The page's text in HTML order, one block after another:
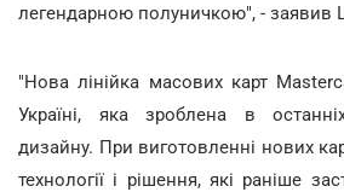
легендарною полуничкою", - заявив
"Нова лінійка масових карт
Україні, яка зроблена в
дизайну. При виготовленні нових
технології і рішення, які раніше